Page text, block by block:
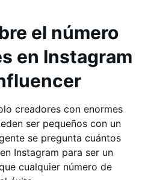
el número
en Instagram
creadores con enormes
ser pequeños con un
se pregunta cuántos
Instagram para ser un
cualquier número de